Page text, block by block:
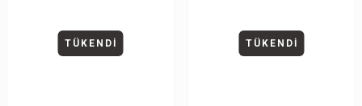
TÜKENDİ TÜKENDİ